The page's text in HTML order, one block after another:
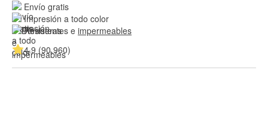
Envío gratis
Impresión a todo color
Resistentes e impermeables
4.9 (90,960)